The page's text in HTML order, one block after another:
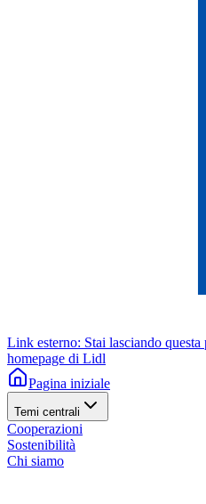
Link esterno: Stai lasciando
homepage di Lidl
Pagina iniziale
Temi centrali
Cooperazioni
Sostenibilità
Chi siamo